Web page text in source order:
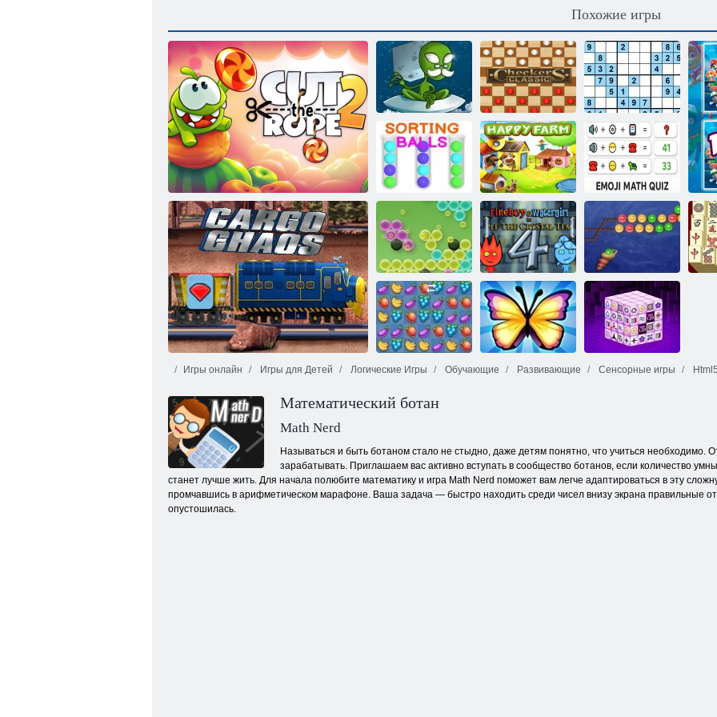
Похожие игры
Разрежь веревку
Дарвинизм
2048
Классические
шашки
Вызов судоку
Сортировка
шаров
Веселая ферма
Чаггингтон: Весёлые паровозики: Заряд
Хаоса
Математическая
викторина с
эмодзи
Кластеры Огонь и Вода 4
Шарики 2 под
водой
Фруктовая
давка
Игры онлайн Игры для Детей Логические Игры Обучающие Развивающие Сенсорные игры
Математический ботан
Math Nerd
Называться и быть ботаном стало не стыдно, даже детям понятно, что учиться необходимо.
зарабатывать. Приглашаем вас активно вступать в сообщество ботанов, если количество
станет лучше жить. Для начала полюбите математику и игра Math Nerd поможет вам легче адаптироваться в эту
промчавшись в арифметическом марафоне. Ваша задача — быстро находить среди чисел внизу экрана правильные
опустошилась.